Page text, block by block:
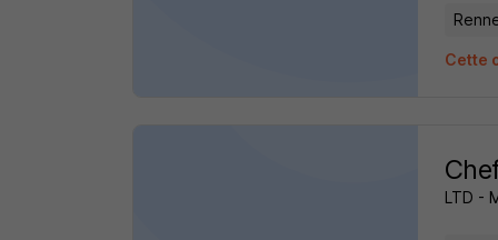
Cette
LTD -